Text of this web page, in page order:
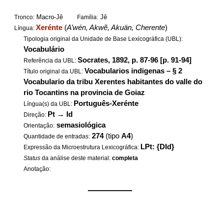
Tronco: Macro-Jê Família: Jê
Língua:Xerénte (A’wén, Akwẽ, Akuän, Cherente)
Tipologia original da Unidade de Base Lexicográfica (UBL):
Vocabulário
Referência da UBL:Socrates, 1892, p. 87-96 [p. 91-94]
Título original da UBL: Vocabularios indigenas – § 2
Vocabulario da tribu Xerentes habitantes do valle do
rio Tocantins na provincia de Goiaz
Língua(s) da UBL: Português-Xerénte
Direção: Pt → Id
Orientação: semasiológica
Quantidade de entradas: 274(tipoA4)
Expressão da Microestrutura Lexicográfica: LPt: {DId}
Status da análise deste material:completa
Anotação:
——————